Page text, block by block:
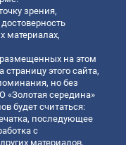
зрения,
материалах,
на этом
этого сайта,
но без
середина»
будет считаться:
последующее
с
материалов,